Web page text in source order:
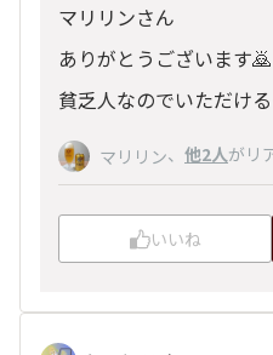
マリリンさん
ありがとうございます🙇
貧乏人なのでいただけ
マリリン、 他2人がリ
いいね